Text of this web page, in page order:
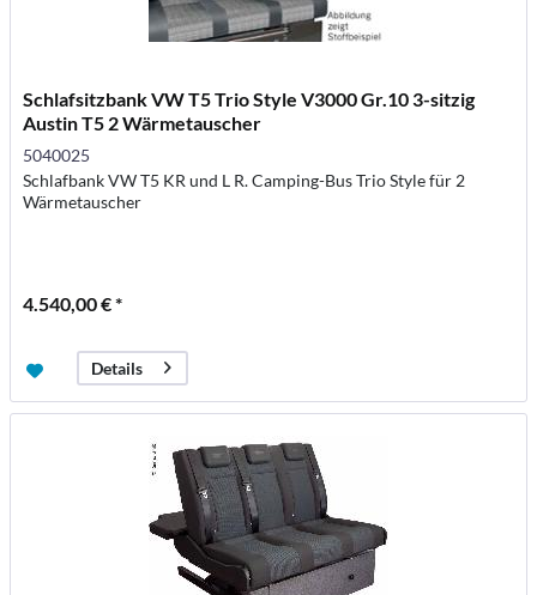
Schlafsitzbank VW T5 Trio Style V3000 Gr.10 3-sitzig
Austin T5 2 Wärmetauscher
5040025
Schlafbank VW T5 KR und L R. Camping-Bus Trio Style für 2
Wärmetauscher
4.540,00 € *
Details